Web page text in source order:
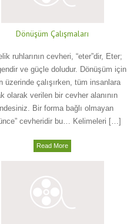
Dönüşüm Çalışmaları
ruhlarının cevheri, “eter”dir, Eter;
ve güçle doludur. Dönüşüm için
üzerinde çalışırken, tüm insanlara
olarak verilen bir cevher alanının
Bir forma bağlı olmayan
cevheridir bu… Kelimeleri […]
Read More